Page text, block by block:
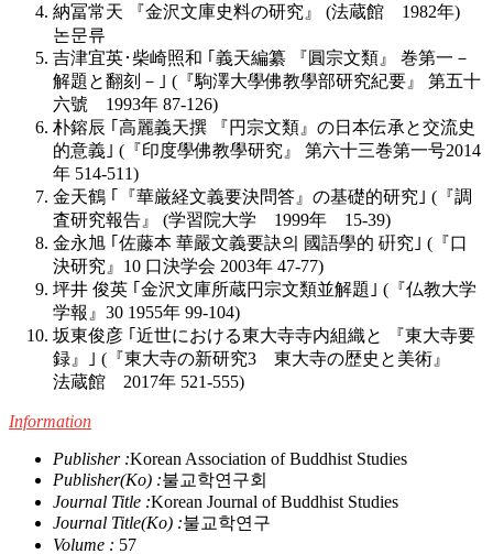
納冨常天 『金沢文庫史料の研究』 (法蔵館 1982年)
논문류
吉津宜英･柴崎照和 ｢義天編纂 『圓宗文類』 巻第一－
解題と翻刻－｣ (『駒澤大學佛教學部研究紀要』 第五十
六號 1993年 87-126)
朴鎔辰 ｢高麗義天撰 『円宗文類』の日本伝承と交流史
的意義｣ (『印度學佛教學研究』 第六十三巻第一号2014
年 514-511)
金天鶴 ｢『華厳経文義要決問答』の基礎的研究｣ (『調
査研究報告』 (学習院大学 1999年 15-39)
金永旭 ｢佐藤本 華嚴文義要訣의 國語學的 硏究｣ (『口
決研究』10 口決学会 2003年 47-77)
坪井 俊英 ｢金沢文庫所蔵円宗文類並解題｣ (『仏教大学
学報』30 1955年 99-104)
坂東俊彦 ｢近世における東大寺寺内組織と 『東大寺要
録』｣ (『東大寺の新研究3 東大寺の歴史と美術』
法蔵館 2017年 521-555)
Information
Publisher :Korean Association of Buddhist Studies
Publisher(Ko) :불교학연구회
Journal Title :Korean Journal of Buddhist Studies
Journal Title(Ko) :불교학연구
Volume : 57